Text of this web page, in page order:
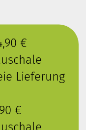
€
Lieferung
€